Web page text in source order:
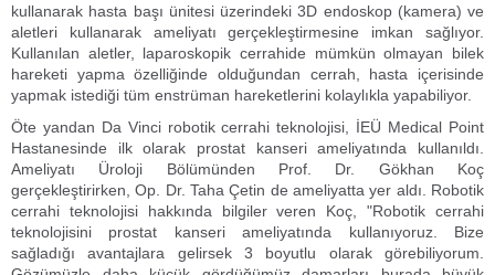
kullanarak hasta başı ünitesi üzerindeki 3D endoskop (kamera) ve
aletleri kullanarak ameliyatı gerçekleştirmesine imkan sağlıyor.
Kullanılan aletler, laparoskopik cerrahide mümkün olmayan bilek
hareketi yapma özelliğinde olduğundan cerrah, hasta içerisinde
yapmak istediği tüm enstrüman hareketlerini kolaylıkla yapabiliyor.
Öte yandan Da Vinci robotik cerrahi teknolojisi, İEÜ Medical Point
Hastanesinde ilk olarak prostat kanseri ameliyatında kullanıldı.
Ameliyatı Üroloji Bölümünden Prof. Dr. Gökhan Koç
gerçekleştirirken, Op. Dr. Taha Çetin de ameliyatta yer aldı. Robotik
cerrahi teknolojisi hakkında bilgiler veren Koç, "Robotik cerrahi
teknolojisini prostat kanseri ameliyatında kullanıyoruz. Bize
sağladığı avantajlara gelirsek 3 boyutlu olarak görebiliyorum.